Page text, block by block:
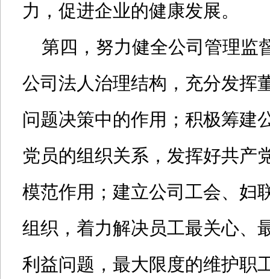
力，促进企业的健康发展。
第四，努力健全公司管理监
公司法人治理结构，充分发挥
问题决策中的作用；积极筹建
党员的组织关系，发挥好共产
模范作用；建立公司工会、妇
组织，着力解决员工最关心、
利益问题，最大限度的维护职